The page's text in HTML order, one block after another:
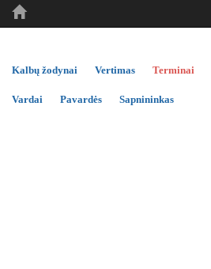
Kalbų žodynai Vertimas Terminai
Vardai Pavardės Sapnininkas